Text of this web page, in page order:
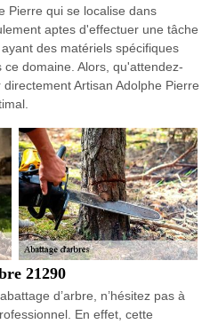
Pierre qui se localise dans
aptes d'effectuer une tâche
des matériels spécifiques
domaine. Alors, qu'attendez-
Artisan Adolphe Pierre
21290
d’arbre, n’hésitez pas à
En effet, cette